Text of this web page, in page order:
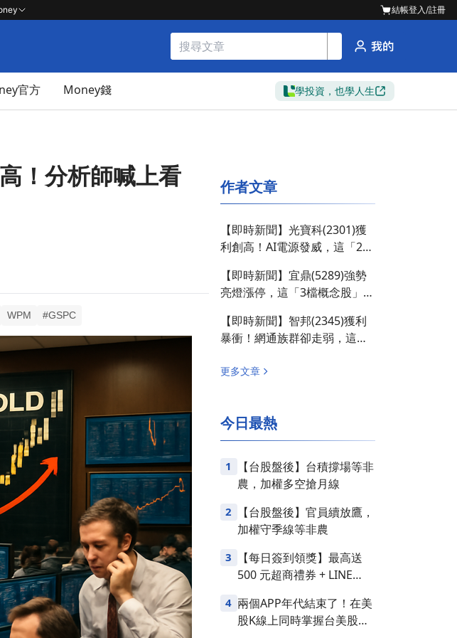
結帳登入/註冊
官方 Money錢 學投資，也學人生
！分析師喊上看
WPM #GSPC
作者文章
【即時新聞】光寶科(2301)獲
利創高！AI電源發威，這「2檔
【即時新聞】宜鼎(5289)強勢
亮燈漲停，這「3檔概念股」卻
【即時新聞】智邦(2345)獲利
暴衝！網通族群卻走弱，這「3
更多文章
今日最熱
1
【台股盤後】台積撐場等非
農，加權多空搶月線
2
【台股盤後】官員續放鷹，
加權守季線等非農
3
【每日簽到領獎】最高送
500 元超商禮券 + LINE
4 兩個APP年代結束了！在美
股K線上同時掌握台美股損